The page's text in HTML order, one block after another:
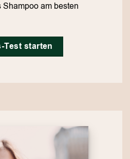
am besten
Test starten